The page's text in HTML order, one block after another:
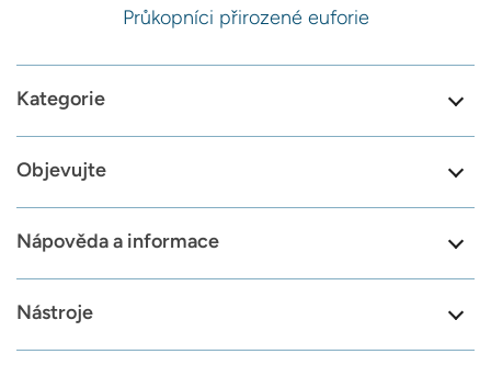
Průkopníci přirozené euforie
Kategorie
Objevujte
Nápověda a informace
Nástroje